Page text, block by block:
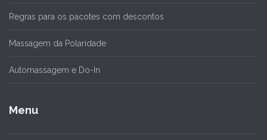
Regras para os pacotes com descontos
Massagem da Polaridade
Automassagem e Do-In
Menu